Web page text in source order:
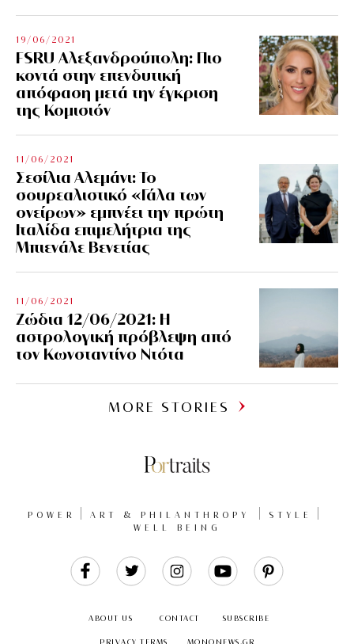
19/06/2021
FSRU Αλεξανδρούπολη: Πιο
κοντά στην επενδυτική
απόφαση μετά την έγκριση
της Κομισιόν
11/06/2021
Σεσίλια Αλεμάνι: Το
σουρεαλιστικό «Γάλα των
ονείρων» εμπνέει την πρώτη
Ιταλίδα επιμελήτρια της
Μπιενάλε Βενετίας
11/06/2021
Ζώδια 12/06/2021: Η
αστρολογική πρόβλεψη από
τον Κωνσταντίνο Ντότα
MORE STORIES
POWER ART & PHILANTHROPY
STYLE
WELL BEING
ABOUT US CONTACT SUBSCRIBE
PRIVACY TERMS MONONEWS.GR